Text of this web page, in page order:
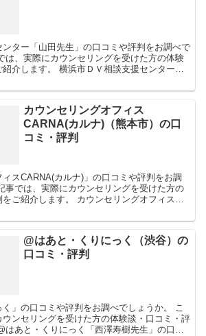
ター「山田先生」の口コミや評判をお調べで
は、実際にカウンセリングを受けた方の体験
介します。 横浜市ＤＶ相談支援センター
カウンセリングオフィス
CARNA(カルナ)（熊本市）の口
コミ・評判
ィスCARNA(カルナ)」の口コミや評判をお調
事では、実際にカウンセリングを受けた方の
ご紹介します。 カウンセリングオフィス
@はあと・くりにっく（渋谷）の
口コミ・評判
く」の口コミや評判をお調べでしょうか。 こ
ンセリングを受けた方の体験談・口コミ・評
はあと・くりにっく「西澤寿樹先生」の口コ